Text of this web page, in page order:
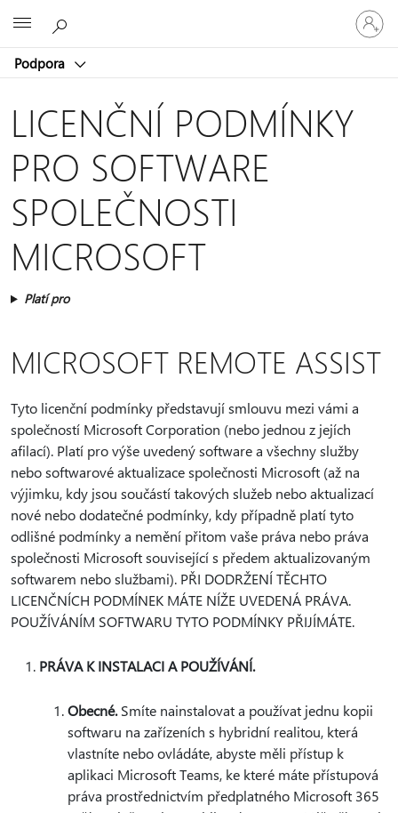
Podpora
Přihlaste
se
ke
účtu
LICENČNÍ PODMÍNKY
PRO SOFTWARE
SPOLEČNOSTI
MICROSOFT
Platí pro
MICROSOFT REMOTE ASSIST
Tyto licenční podmínky představují smlouvu mezi vámi a
společností Microsoft Corporation (nebo jednou z jejích
afilací). Platí pro výše uvedený software a všechny služby
nebo softwarové aktualizace společnosti Microsoft (až na
výjimku, kdy jsou součástí takových služeb nebo aktualizací
nové nebo dodatečné podmínky, kdy případně platí tyto
odlišné podmínky a nemění přitom vaše práva nebo práva
společnosti Microsoft související s předem aktualizovaným
softwarem nebo službami). PŘI DODRŽENÍ TĚCHTO
LICENČNÍCH PODMÍNEK MÁTE NÍŽE UVEDENÁ PRÁVA.
POUŽÍVÁNÍM SOFTWARU TYTO PODMÍNKY PŘIJÍMÁTE.
PRÁVA K INSTALACI A POUŽÍVÁNÍ.
Obecné.Smíte nainstalovat a používat jednu kopii
softwaru na zařízeních s hybridní realitou, která
vlastníte nebo ovládáte, abyste měli přístup k
aplikaci Microsoft Teams, ke které máte přístupová
práva prostřednictvím předplatného Microsoft 365